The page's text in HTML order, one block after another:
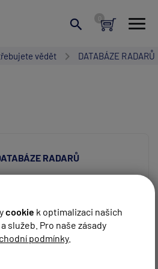
cookie k optimalizaci našich
služeb. Pro naše zásady
podmínky.
vědět DATABÁZE RADARŮ
RADARŮ
REAGOVAT